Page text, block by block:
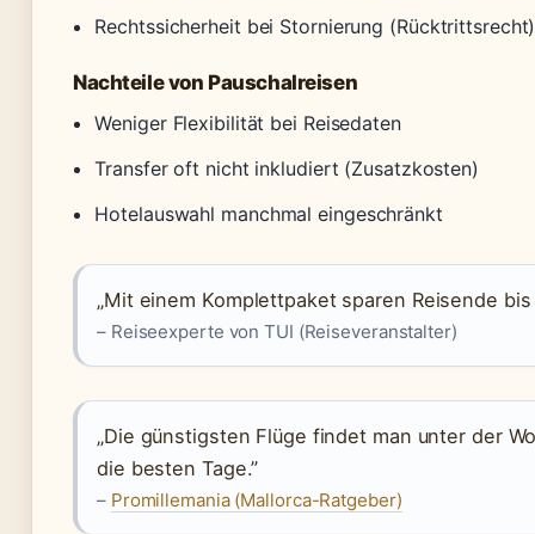
Rechtssicherheit bei Stornierung (Rücktrittsrecht)
Nachteile von Pauschalreisen
Weniger Flexibilität bei Reisedaten
Transfer oft nicht inkludiert (Zusatzkosten)
Hotelauswahl manchmal eingeschränkt
„Mit einem Komplettpaket sparen Reisende
– Reiseexperte von TUI (Reiseveranstalter)
„Die günstigsten Flüge findet man unter der
die besten Tage.”
– Promillemania (Mallorca-Ratgeber)